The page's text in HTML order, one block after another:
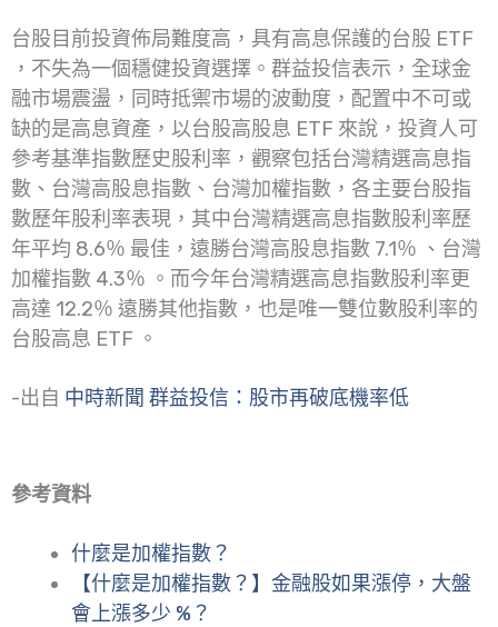
台股目前投資佈局難度高，具有高息保護的台股 ETF
，不失為一個穩健投資選擇。群益投信表示，全球金
融市場震盪，同時抵禦市場的波動度，配置中不可或
缺的是高息資產，以台股高股息 ETF 來說，投資人可
參考基準指數歷史股利率，觀察包括台灣精選高息指
數、台灣高股息指數、台灣加權指數，各主要台股指
數歷年股利率表現，其中台灣精選高息指數股利率歷
年平均 8.6％ 最佳，遠勝台灣高股息指數 7.1％ 、台灣
加權指數 4.3％ 。而今年台灣精選高息指數股利率更
高達 12.2％ 遠勝其他指數，也是唯一雙位數股利率的
台股高息 ETF 。
-出自 中時新聞 群益投信：股市再破底機率低
參考資料
什麼是加權指數？
【什麼是加權指數？】金融股如果漲停，大盤
會上漲多少 %？